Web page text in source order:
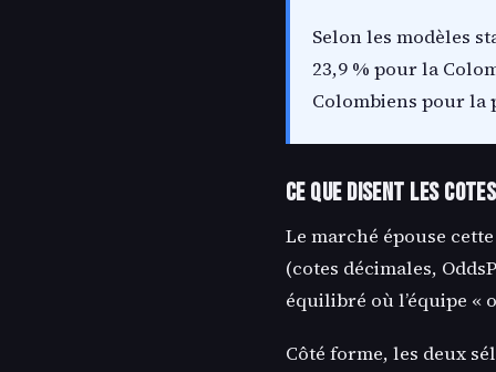
Selon les modèles
23,9 % pour la
Colombiens pour la
Ce que disent les cotes
Le marché épouse
(cotes décimales,
équilibré où l’équipe «
Côté forme, les deux